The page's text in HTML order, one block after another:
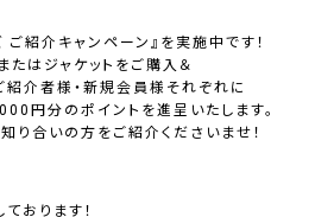
ご紹介キャンペーン』 を実施中です！
たはジャケットをご購入＆
紹介者様・新規会員様それぞれに
円分のポイント を進呈いたします。
り合いの方をご紹介くださいませ！
おります！